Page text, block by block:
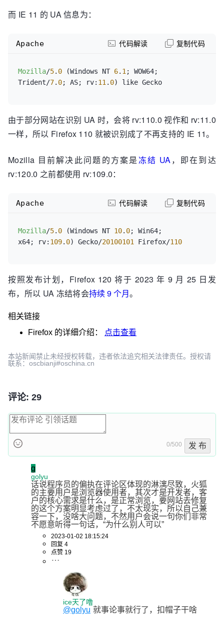
而 IE 11 的 UA 信息为：
Mozilla/5. 0 (Windows NT 6. 1 ; WOW64;
Trident/7. 0; AS; rv: 11 . 0) like Gecko
Apache 代码解读 复制代码
由于部分网站在识别 UA 时，会将 rv:110.0 视作和 rv:11.0
一样，所以 Firefox 110 就被识别成了不再支持的 IE 11。
Mozilla 目前解决此问题的方案是 冻结 UA，即在到达
rv:120.0 之前都使用 rv:109.0：
Mozilla/5. 0 (Windows NT 10. 0; Win64;
x64; rv: 109. 0) Gecko/20100101 Firefox/110
Apache 代码解读 复制代码
按照发布计划，Firefox 120 将于 2023 年 9 月 25 日发
布，所以 UA 冻结将会持续 9 个月。
相关链接
Firefox 的详细介绍： 点击查看
本站新闻禁止未经授权转载，违者依法追究相关法律责任。授权请
联系：oscbianji#oschina.cn
评论: 29
0/500 发 布
g
golyu
话说程序员的偏执在评论区体现的淋漓尽致，火狐
的主要用户是浏览器使用者，其次才是开发者，客
户的核心需求是什么，是正常浏览，要网站去修复
的这个方案明显考虑过了，不太现实，所以自己兼
容一下，没啥大问题，不然用户会说一句你们非常
不愿意听得一句话，“为什么别人可以”
2023-01-02 18:15:24
回复 4
点赞 19
ice天了噜
@golyu 就事论事就行了，扣帽子干啥